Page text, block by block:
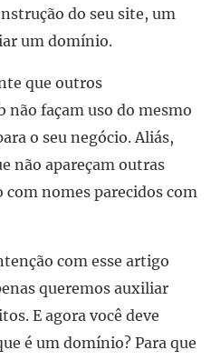
do seu site, um
um domínio.
que outros
façam uso do mesmo
o seu negócio. Aliás,
não apareçam outras
nomes parecidos com
com esse artigo
queremos auxiliar
E agora você deve
é um domínio? Para que